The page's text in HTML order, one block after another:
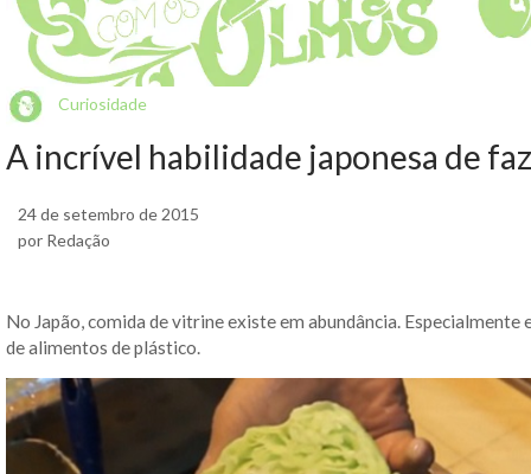
Curiosidade
A incrível habilidade japonesa de
24 de setembro de 2015
por Redação
No Japão, comida de vitrine existe em abundância. Especialmente
de alimentos de plástico.